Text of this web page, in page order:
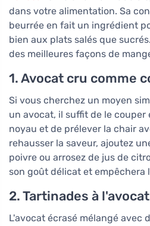
dans votre alimentation. Sa
beurrée en fait un ingrédient
bien aux plats salés que
des meilleures façons de
1. Avocat cru comme
Si vous cherchez un moyen
un avocat, il suffit de le couper
noyau et de prélever la chair
rehausser la saveur, ajoutez
poivre ou arrosez de jus de
son goût délicat et empêchera
2. Tartinades à l'avocat
L'avocat écrasé mélangé avec